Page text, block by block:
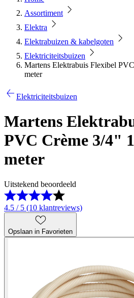
Assortiment
Elektra
Elektrabuizen & kabelgoten
Elektriciteitsbuizen
Martens Elektrabuis Flexibel
meter
Elektriciteitsbuizen
Martens
PVC Crème 3/4"
meter
Uitstekend beoordeeld
4.5 / 5 (10 klantreviews)
Opslaan in Favorieten